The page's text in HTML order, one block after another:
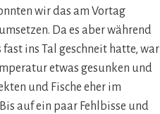
wir das am Vortag
Da es aber während
ins Tal geschneit hatte, war
etwas gesunken und
und Fische eher im
auf ein paar Fehlbisse und